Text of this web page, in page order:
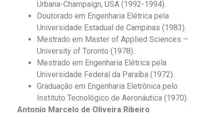
Urbana-Champaign, USA (1992-1994).
Doutorado em Engenharia Elétrica pela
Universidade Estadual de Campinas (1983).
Mestrado em Master of Applied Sciences –
University of Toronto (1978).
Mestrado em Engenharia Elétrica pela
Universidade Federal da Paraíba (1972).
Graduação em Engenharia Eletrônica pelo
Instituto Tecnológico de Aeronáutica (1970).
Antonio Marcelo de Oliveira Ribeiro